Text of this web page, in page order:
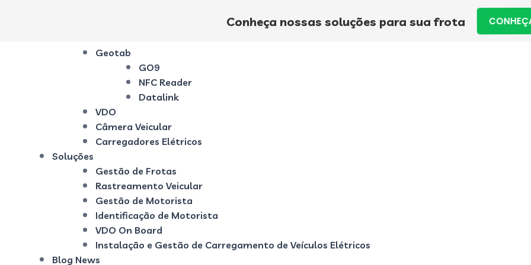
Geotab
GO9
NFC Reader
Datalink
VDO
Câmera Veicular
Carregadores Elétricos
Soluções
Gestão de Frotas
Rastreamento Veicular
Gestão de Motorista
Identificação de Motorista
VDO On Board
Instalação e Gestão de Carregamento de Veículos Elétricos
Blog News
Conheça nossas soluções para sua frota